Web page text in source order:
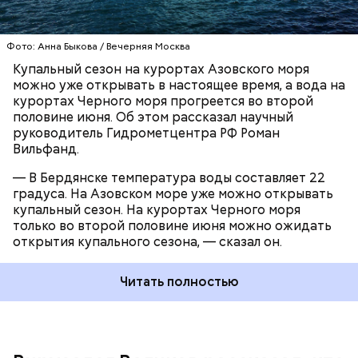
Фото: Анна Быкова / Вечерняя Москва
Купальный сезон на курортах Азовского моря
можно уже открывать в настоящее время, а вода на
курортах Черного моря прогреется во второй
половине июня. Об этом рассказал научный
руководитель Гидрометцентра РФ Роман
Вильфанд.
— В Бердянске температура воды составляет 22
градуса. На Азовском море уже можно открывать
купальный сезон. На курортах Черного моря
только во второй половине июня можно ожидать
открытия купального сезона, — сказал он.
Читать полностью
Помимо этого, тяжелее всего сезонный грипп
переносят пожилые люди и те, кто имеет
хронические заболевания. По словам Волочкова,
химиотерапии, свиной грипп может обернуться
летальным исходом, передает360.ru.
симптомы гриппа должны насторожить, а также
как отличить егоот острой респираторной
вирусной инфекции, «Вечерняя Москва» узнала у
врача-терапевта Надежды Чернышовой.